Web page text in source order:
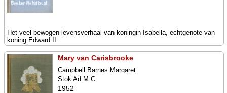
Het veel bewogen levensverhaal van koningin Isabella, echtgenote van
koning Edward II.
Mary van Carisbrooke
Campbell Barnes Margaret
Stok Ad.M.C.
1952